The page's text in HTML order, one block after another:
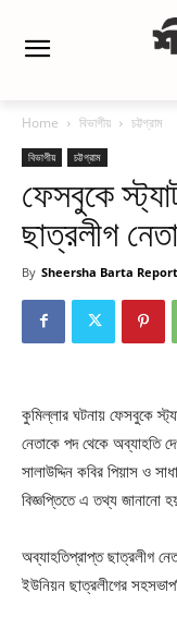
Home বিভাগীয় চট্টগ্রাম
বিভাগীয় চট্টগ্রাম
ফেসবুকে
ছাত্রলীগ নেতা
By Sheersha Barta
কুমিল্লার ঘটনায় ফেসবুকে
নেতাকে পদ থেকে অব্যাহতি
সালাউদ্দিন কবির পিয়াস ও
বিজ্ঞপ্তিতে এ তথ্য জানানো
অব্যাহতিপ্রাপ্ত ছাত্রলীগ
ইউনিয়ন ছাত্রলীগের